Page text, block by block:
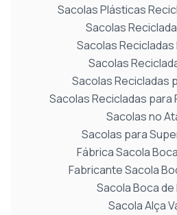
Sacolas Plásticas
Sacolas
Sacolas
Sacolas
Sacolas Recicladas
Sacolas Recicladas para
Sacolas no
Sacolas para
Fábrica Sacola
Fabricante Sacola
Sacola Boca de
Sacola Alça